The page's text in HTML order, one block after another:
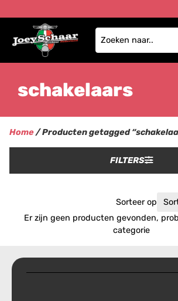
schakelaars
Home/ Producten getagged
FILTERS
Sorteer op
Er zijn geen producten gevonden,
categorie